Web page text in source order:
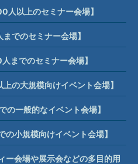
人以上のセミナー会場】
でのセミナー会場】
までのセミナー会場】
の大規模向けイベント会場】
一般的なイベント会場】
小規模向けイベント会場】
ー会場や展示会などの多目的用